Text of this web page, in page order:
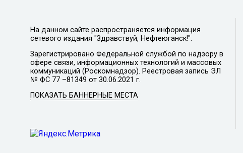
На данном сайте распространяется информация
сетевого издания "Здравствуй, Нефтеюганск!".
Зарегистрировано Федеральной службой по надзору в
сфере связи, информационных технологий и массовых
коммуникаций (Роскомнадзор). Реестровая запись ЭЛ
№ ФС 77 –81349 от 30.06.2021 г.
ПОКАЗАТЬ БАННЕРНЫЕ МЕСТА